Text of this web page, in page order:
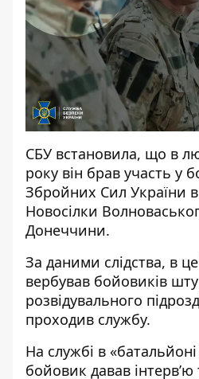
СБУ встановила, що в
року він брав участь у
Збройних Сил України
Новосілки
Донеччини.
За даними слідства, в
вербував бойовиків
розвідувального
проходив службу.
На службі в
бойовик давав інтерв’ю